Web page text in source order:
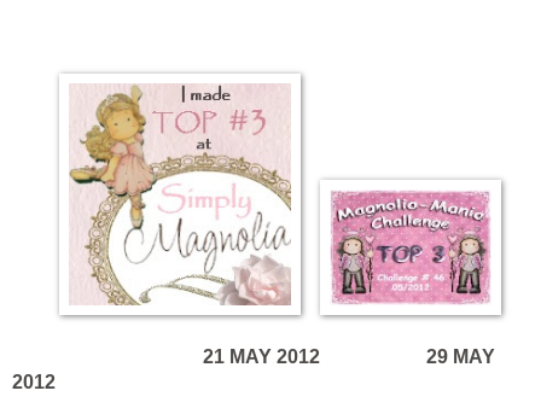
21 MAY 2012 29 MAY
2012